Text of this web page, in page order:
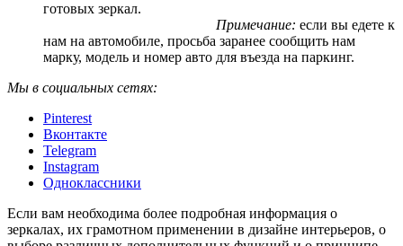
готовых зеркал.
Примечание: если вы едете к
нам на автомобиле, просьба заранее сообщить нам
марку, модель и номер авто для въезда на паркинг.
Мы в социальных сетях:
Pinterest
Вконтакте
Telegram
Instagram
Одноклассники
Если вам необходима более подробная информация о
зеркалах, их грамотном применении в дизайне интерьеров, о